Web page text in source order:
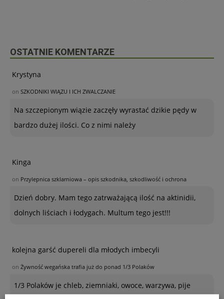
OSTATNIE KOMENTARZE
Krystyna
on SZKODNIKI WIĄZU I ICH ZWALCZANIE
Na szczepionym wiązie zaczęły wyrastać dzikie pędy w
bardzo dużej ilości. Co z nimi należy
Kinga
on Przylepnica szklarniowa – opis szkodnika, szkodliwość i ochrona
Dzień dobry. Mam tego zatrważającą ilość na aktinidii,
dolnych liściach i łodygach. Multum tego jest!!!
kolejna garść dupereli dla młodych imbecyli
on Żywność wegańska trafia już do ponad 1/3 Polaków
1/3 Polaków je chleb, ziemniaki, owoce, warzywa, pije